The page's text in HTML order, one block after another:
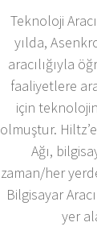
Teknoloji
yılda,
aracılığıyla
faaliyetlere
için
olmuştur.
Ağı,
zaman/her
Bilgisayar
yer